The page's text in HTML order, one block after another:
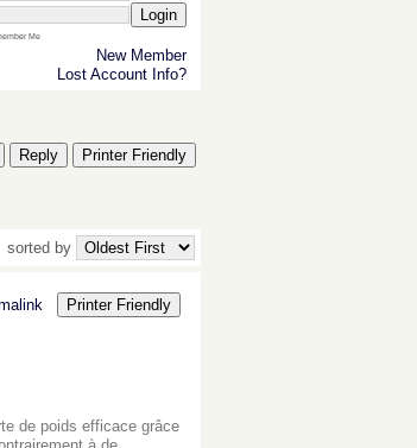
Login
Me
New Member
Lost Account Info?
Reply Printer Friendly
sorted by
Printer Friendly
de poids efficace grâce